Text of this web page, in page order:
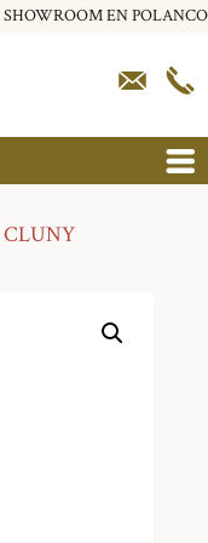
EN POLANCO